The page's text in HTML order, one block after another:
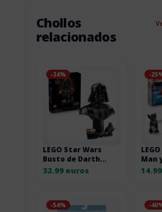
Chollos
relacionados
-34%
LEGO Star Wars
Busto de Darth
Vader para adultos
32.99 euros
-
Man
-54% -